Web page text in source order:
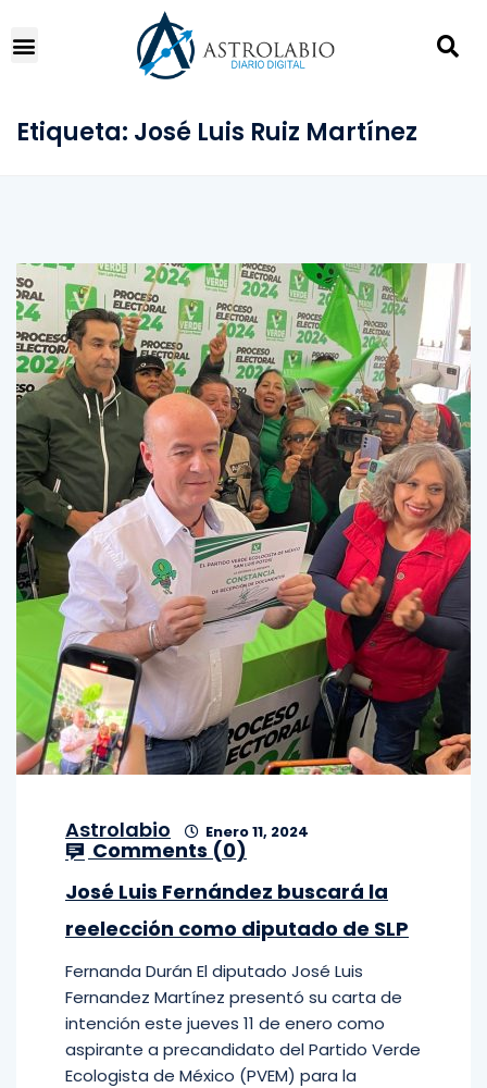
Etiqueta: José Luis Ruiz Martínez
Astrolabio Enero 11, 2024
Comments (0)
José Luis Fernández buscará la
reelección como diputado de SLP
Fernanda Durán El diputado José Luis
Fernandez Martínez presentó su carta de
intención este jueves 11 de enero como
aspirante a precandidato del Partido Verde
Ecologista de México (PVEM) para la